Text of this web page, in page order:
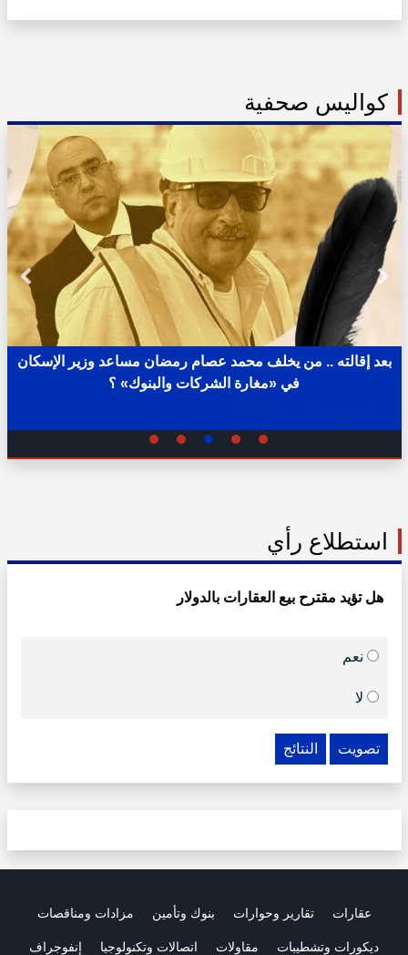
كواليس صحفية
بعد إقالته .. من يخلف محمد عصام رمضان مساعد وزير الإسكان
في «مغارة الشركات والبنوك» ؟
استطلاع رأي
هل تؤيد مقترح بيع العقارات بالدولار
نعم
لا
تصويت النتائج
عقارات تقارير وحوارات بنوك وتأمين مزادات ومناقصات
ديكورات وتشطيبات مقاولات اتصالات وتكنولوجيا إنفوجراف